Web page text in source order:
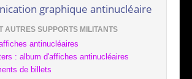
graphique antinucléaire
AUTRES SUPPORTS MILITANTS
antinucléaires
: album d'affiches antinucléaires
de billets